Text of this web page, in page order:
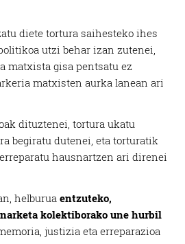
diete tortura saihesteko ihes
utzi behar izan zutenei,
matxista gisa pentsatu ez
matxisten aurka lanean ari
dituztenei, tortura ukatu
begiratu dutenei, eta torturatik
hausnartzen ari direnei
helburua entzuteko,
kolektiborako une hurbil
justizia eta erreparazioa